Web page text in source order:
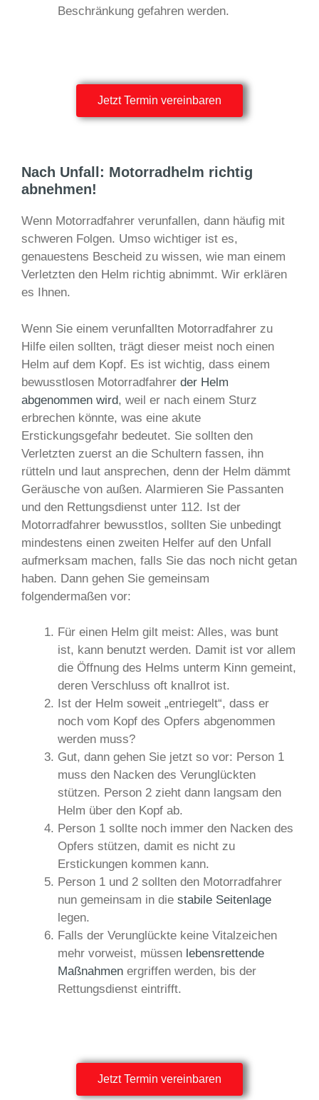
Beschränkung gefahren werden.
Jetzt Termin vereinbaren
Nach Unfall: Motorradhelm richtig
abnehmen!
Wenn Motorradfahrer verunfallen, dann häufig mit
schweren Folgen. Umso wichtiger ist es,
genauestens Bescheid zu wissen, wie man einem
Verletzten den Helm richtig abnimmt. Wir erklären
es Ihnen.
Wenn Sie einem verunfallten Motorradfahrer zu
Hilfe eilen sollten, trägt dieser meist noch einen
Helm auf dem Kopf. Es ist wichtig, dass einem
bewusstlosen Motorradfahrer der Helm
abgenommen wird, weil er nach einem Sturz
erbrechen könnte, was eine akute
Erstickungsgefahr bedeutet. Sie sollten den
Verletzten zuerst an die Schultern fassen, ihn
rütteln und laut ansprechen, denn der Helm dämmt
Geräusche von außen. Alarmieren Sie Passanten
und den Rettungsdienst unter 112. Ist der
Motorradfahrer bewusstlos, sollten Sie unbedingt
mindestens einen zweiten Helfer auf den Unfall
aufmerksam machen, falls Sie das noch nicht getan
haben. Dann gehen Sie gemeinsam
folgendermaßen vor:
Für einen Helm gilt meist: Alles, was bunt
ist, kann benutzt werden. Damit ist vor allem
die Öffnung des Helms unterm Kinn gemeint,
deren Verschluss oft knallrot ist.
Ist der Helm soweit „entriegelt“, dass er
noch vom Kopf des Opfers abgenommen
werden muss?
Gut, dann gehen Sie jetzt so vor: Person 1
muss den Nacken des Verunglückten
stützen. Person 2 zieht dann langsam den
Helm über den Kopf ab.
Person 1 sollte noch immer den Nacken des
Opfers stützen, damit es nicht zu
Erstickungen kommen kann.
Person 1 und 2 sollten den Motorradfahrer
nun gemeinsam in die stabile Seitenlage
legen.
Falls der Verunglückte keine Vitalzeichen
mehr vorweist, müssen lebensrettende
Maßnahmen ergriffen werden, bis der
Rettungsdienst eintrifft.
Jetzt Termin vereinbaren